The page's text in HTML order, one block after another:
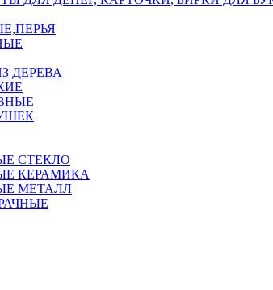
ДЕРЕВА
СТЕКЛО
КЕРАМИКА
МЕТАЛЛ